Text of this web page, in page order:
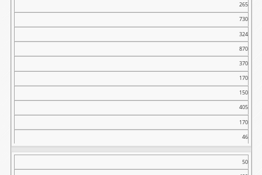
265
730
324
870
370
170
150
405
170
46
50